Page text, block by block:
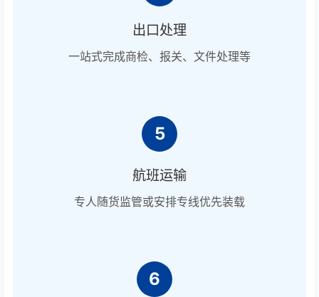
出口处理
一站式完成商检、报关、文件处理等
5
航班运输
专人随货监管或安排专线优先装载
6